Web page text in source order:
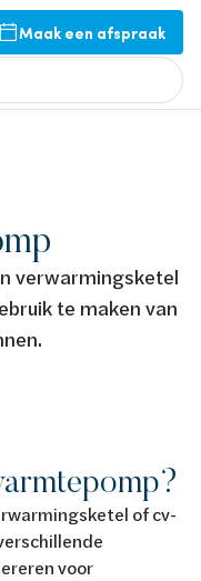
Maak een afspraak
verwarmingsketel
te maken van
of cv-
voor